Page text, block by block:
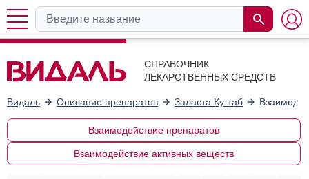
СПРАВОЧНИК
ЛЕКАРСТВЕННЫХ СРЕДСТВ
Видаль Описание препаратов Заласта Ку-таб
Взаимодействие препаратов
Взаимодействие активных веществ